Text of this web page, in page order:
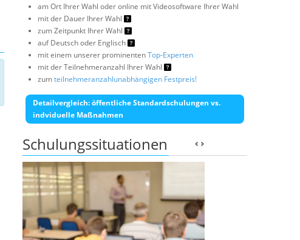
am Ort Ihrer Wahl oder online mit Videosoftware Ihrer Wahl
mit der Dauer Ihrer Wahl
zum Zeitpunkt Ihrer Wahl
auf Deutsch oder Englisch
mit einem unserer prominentenTop-Experten
mit der Teilnehmeranzahl Ihrer Wahl
zumteilnehmeranzahlunabhängigen Festpreis!
Detailvergleich: öffentliche Standardschulungen vs.
indviduelle Maßnahmen
Schulungssituationen